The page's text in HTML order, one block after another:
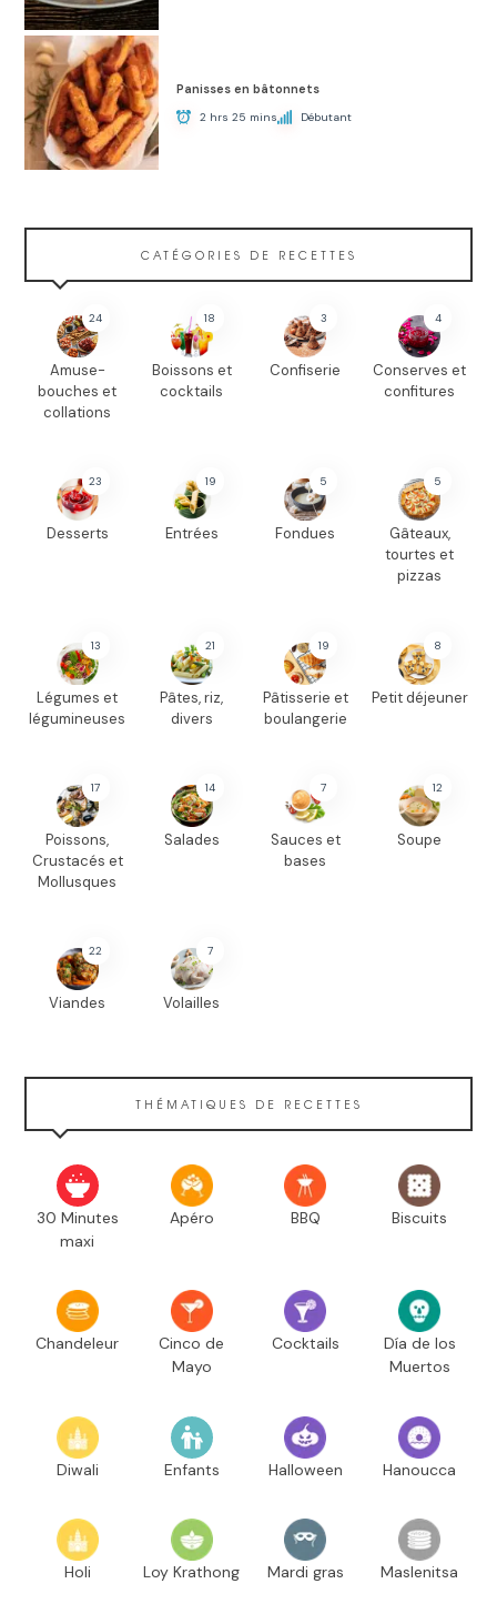
Panisses en bâtonnets
2 hrs 25 mins Débutant
CATÉGORIES DE RECETTES
24
Amuse-
bouches et
collations
18
Boissons et
cocktails
3
Confiserie
4
Conserves et
confitures
23
Desserts
19
Entrées
5
Fondues
5
Gâteaux,
tourtes et
pizzas
13
Légumes et
légumineuses
21
Pâtes, riz,
divers
19
Pâtisserie et
boulangerie
8
Petit déjeuner
17
Poissons,
Crustacés et
Mollusques
14
Salades
7
Sauces et
bases
12
Soupe
22
Viandes
7
Volailles
THÉMATIQUES DE RECETTES
30 Minutes
maxi
Apéro BBQ Biscuits
Chandeleur
Cinco de
Mayo
Cocktails
Día de los
Muertos
Diwali Enfants Halloween Hanoucca
Holi Loy Krathong Mardi gras Maslenitsa